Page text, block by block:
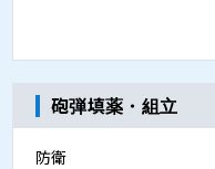
砲弾填薬・組立
防衛